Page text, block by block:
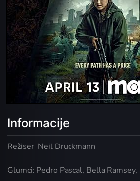
Informacije
Režiser: Neil Druckmann
Glumci: Pedro Pascal, Bella